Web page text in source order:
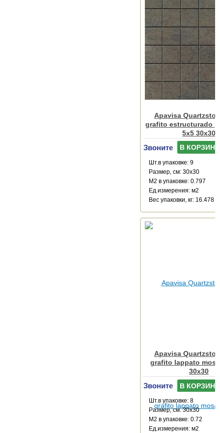
Apavisa
grafito estructurado
5x5 30x30
Звоните В КОРЗИНУ
Шт.в упаковке: 9
Размер, см: 30x30
М2 в упаковке: 0.797
Ед.измерения: м2
Веc упаковки, кг: 16.478
Apavisa
grafito lappato
30x30
Звоните В КОРЗИНУ
Шт.в упаковке: 8
Размер, см: 30x30
М2 в упаковке: 0.72
Ед.измерения: м2